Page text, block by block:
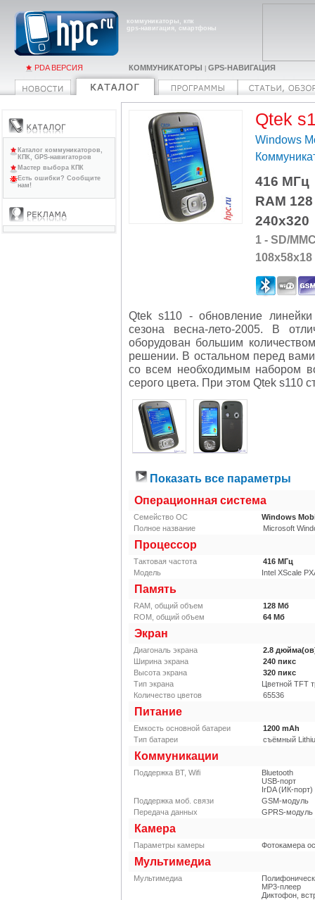
коммуникаторы, кпк
gps-навигация, смартфоны
PDA ВЕРСИЯ КОММУНИКАТОРЫ GPS-НАВИГАЦИЯ
Qtek
Windows
416 МГц
RAM
240x320
1 - SD/
Qtek s110 - обновление
сезона весна-лето-2005. В
оборудован большим
решении. В остальном перед
cо всем необходимым набором
серого цвета. При этом Qtek s110
Показать все параметры
Операционная система
Семейство ОС
Windows
Полное название
Microsoft
Процессор
Тактовая частота 416 МГц
Модель
Intel XScale
Память
RAM, общий объем 128 Мб
ROM, общий объем
64 Мб
Экран
Диагональ экрана 2.8
Ширина экрана
240 пикс
Высота экрана
320 пикс
Тип экрана
Цветной TFT
Количество цветов
65536
Питание
Емкость основной батареи 1200 mAh
Тип батареи
съёмный
Коммуникации
Поддержка BT, Wifi
Bluetooth
USB-порт
IrDA (ИК-порт)
Поддержка моб. связи
GSM-модуль
Передача данных
GPRS-модуль
Камера
Параметры камеры Фотокамера
Мультимедиа
Мультимедиа
MP3-плеер
Диктофон,
Каталог коммуникаторов,
КПК, GPS-навигаторов
Мастер выбора КПК
Есть ошибки? Сообщите
нам!